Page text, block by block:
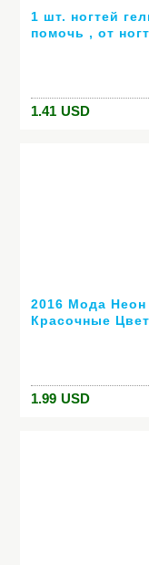
1 шт. ногтей
помочь , от
1.41 USD
2016 Мода
Красочные
1.99 USD